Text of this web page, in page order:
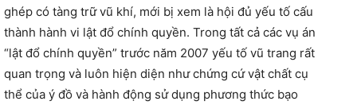
ghép có tàng trữ vũ khí, mới bị xem là hội đủ yếu tố cấu
thành hành vi lật đổ chính quyền. Trong tất cả các vụ án
“lật đổ chính quyền” trước năm 2007 yếu tố vũ trang rất
quan trọng và luôn hiện diện như chứng cứ vật chất cụ
thể của ý đồ và hành động sử dụng phương thức bạo